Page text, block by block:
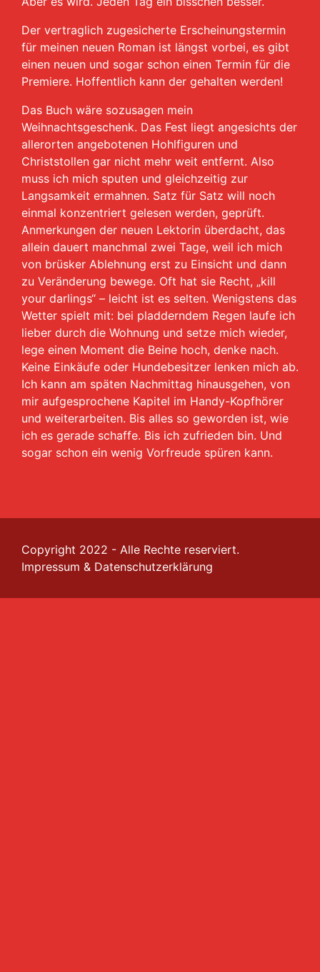
Der vertraglich zugesicherte Erscheinungstermin
für meinen neuen Roman ist längst vorbei, es gibt
einen neuen und sogar schon einen Termin für die
Premiere. Hoffentlich kann der gehalten werden!
Das Buch wäre sozusagen mein
Weihnachtsgeschenk. Das Fest liegt angesichts der
allerorten angebotenen Hohlfiguren und
Christstollen gar nicht mehr weit entfernt. Also
muss ich mich sputen und gleichzeitig zur
Langsamkeit ermahnen. Satz für Satz will noch
einmal konzentriert gelesen werden, geprüft.
Anmerkungen der neuen Lektorin überdacht, das
allein dauert manchmal zwei Tage, weil ich mich
von brüsker Ablehnung erst zu Einsicht und dann
zu Veränderung bewege. Oft hat sie Recht, „kill
your darlings“ – leicht ist es selten. Wenigstens das
Wetter spielt mit: bei pladderndem Regen laufe ich
lieber durch die Wohnung und setze mich wieder,
lege einen Moment die Beine hoch, denke nach.
Keine Einkäufe oder Hundebesitzer lenken mich ab.
Ich kann am späten Nachmittag hinausgehen, von
mir aufgesprochene Kapitel im Handy-Kopfhörer
und weiterarbeiten. Bis alles so geworden ist, wie
ich es gerade schaffe. Bis ich zufrieden bin. Und
sogar schon ein wenig Vorfreude spüren kann.
Copyright 2022 - Alle Rechte reserviert.
Impressum & Datenschutzerklärung